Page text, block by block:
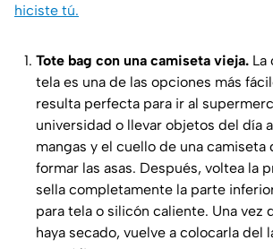
hiciste tú.
Tote bag con una camiseta vieja. La
tela es una de las opciones más
resulta perfecta para ir al
universidad o llevar objetos del día
mangas y el cuello de una camiseta
formar las asas. Después, voltea la
sella completamente la parte
para tela o silicón caliente. Una vez
haya secado, vuelve a colocarla del